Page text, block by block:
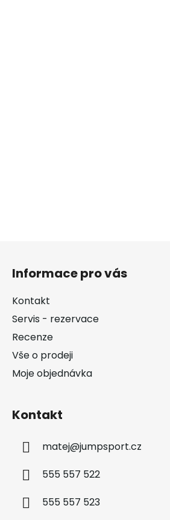
Informace pro vás
Kontakt
Servis - rezervace
Recenze
Vše o prodeji
Moje objednávka
Kontakt
matej@jumpsport.cz
555 557 522
555 557 523